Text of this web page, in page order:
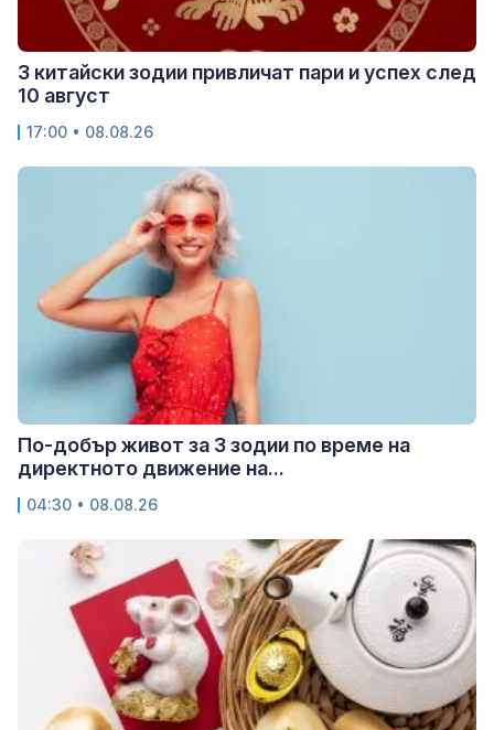
3 китайски зодии привличат пари и успех след
10 август
17:00 • 08.08.26
По-добър живот за 3 зодии по време на
директното движение на...
04:30 • 08.08.26